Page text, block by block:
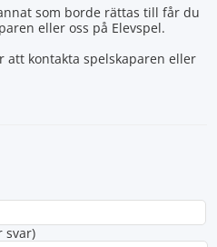
som borde rättas till får du
eller oss på Elevspel.
att kontakta spelskaparen eller
svar)